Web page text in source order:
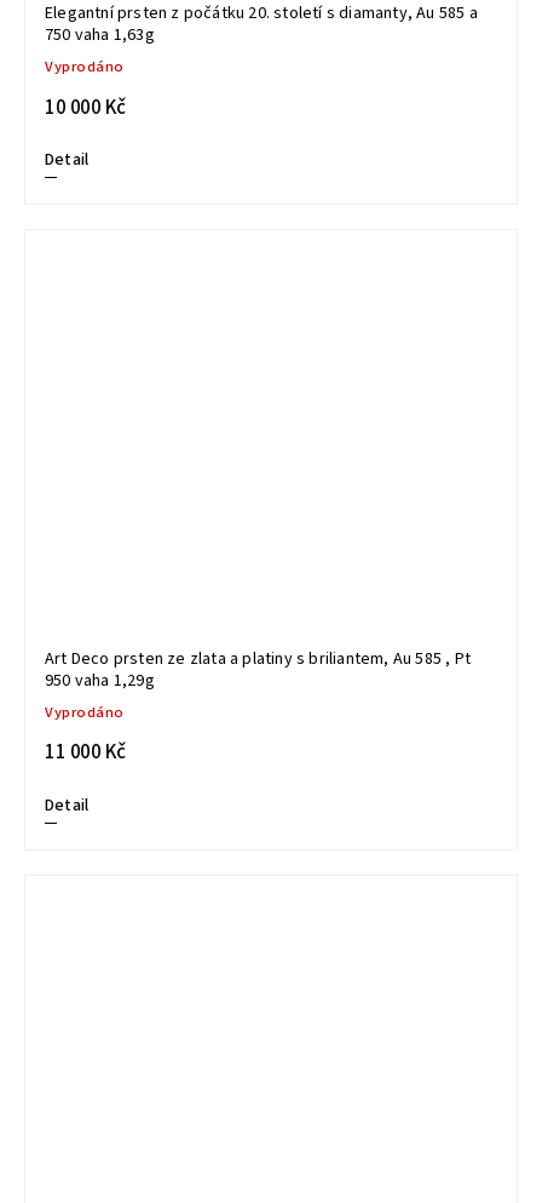
Elegantní prsten z počátku 20. století s diamanty, Au 585 a
750 vaha 1,63g
Vyprodáno
10 000 Kč
Detail
Art Deco prsten ze zlata a platiny s briliantem, Au 585 , Pt
950 vaha 1,29g
Vyprodáno
11 000 Kč
Detail